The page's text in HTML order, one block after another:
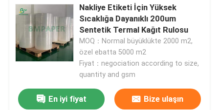
Nakliye Etiketi İçin Yüksek
Sıcaklığa Dayanıklı 200um
Sentetik Termal Kağıt Rulosu
MOQ：Normal büyüklükte 2000 m2,
özel ebatta 5000 m2
Fiyat：negociation according to size,
quantity and gsm
En iyi fiyat Bize ulaşın